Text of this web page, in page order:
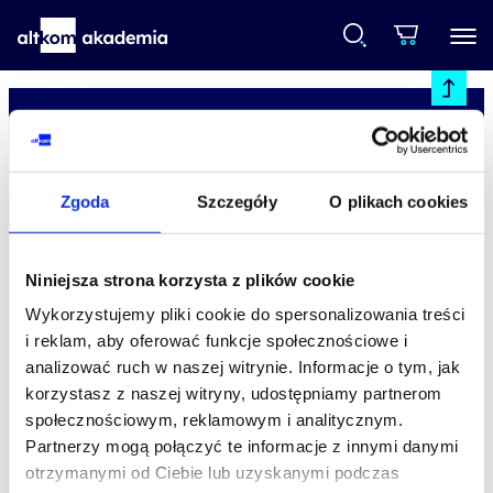
Zgoda Szczegóły O plikach cookies
Niniejsza strona korzysta z plików cookie
Wykorzystujemy pliki cookie do spersonalizowania treści
i reklam, aby oferować funkcje społecznościowe i
analizować ruch w naszej witrynie. Informacje o tym, jak
korzystasz z naszej witryny, udostępniamy partnerom
społecznościowym, reklamowym i analitycznym.
Partnerzy mogą połączyć te informacje z innymi danymi
otrzymanymi od Ciebie lub uzyskanymi podczas
promocje
dofinansowania
oferta
speexx
o Altkom Akademii